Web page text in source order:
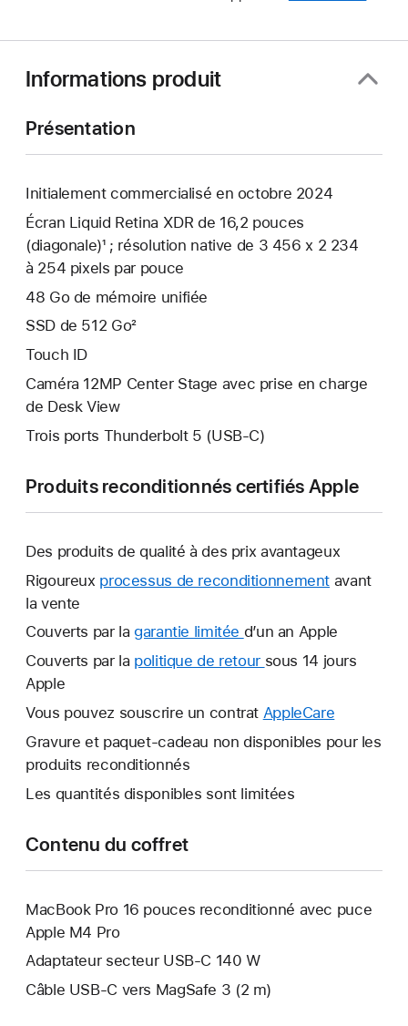
Informations produit
Présentation
Initialement commercialisé en octobre 2024
Écran Liquid Retina XDR de 16,2 pouces
(diagonale)¹ ; résolution native de 3 456 x 2 234
à 254 pixels par pouce
48 Go de mémoire unifiée
SSD de 512 Go²
Touch ID
Caméra 12MP Center Stage avec prise en charge
de Desk View
Trois ports Thunderbolt 5 (USB‑C)
Produits reconditionnés certifiés Apple
Des produits de qualité à des prix avantageux
Rigoureux processus de reconditionnement avant
la vente
Couverts par la garantie limitée Une
nouvelle
d’un an Apple
Couverts par la politique de retour Une
fenêtre
sous 14 jours
Apple
Vous pouvez souscrire un contrat AppleCare
nouvelle
Gravure et paquet-cadeau non disponibles pour les
produits reconditionnés
Les quantités disponibles sont limitées
Contenu du coffret
MacBook Pro 16 pouces reconditionné avec puce
Apple M4 Pro
Adaptateur secteur USB-C 140 W
Câble USB-C vers MagSafe 3 (2 m)